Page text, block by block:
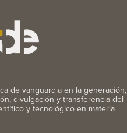
de vanguardia en la generación,
divulgación y transferencia del
y tecnológico en materia